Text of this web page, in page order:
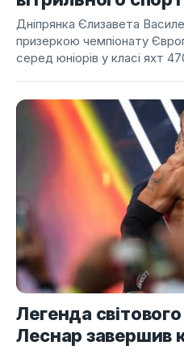
Дніпрянка Єлизавета
призеркою чемпіонату
серед юніорів у класі яхт
Легенда
Леснар завершив